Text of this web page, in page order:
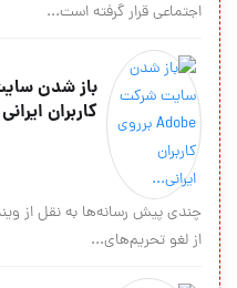
اجتماعی قرار گرفته است...
کاربران
چندی پیش رسانه‌ها به نقل از
از لغو تحریم‌های...